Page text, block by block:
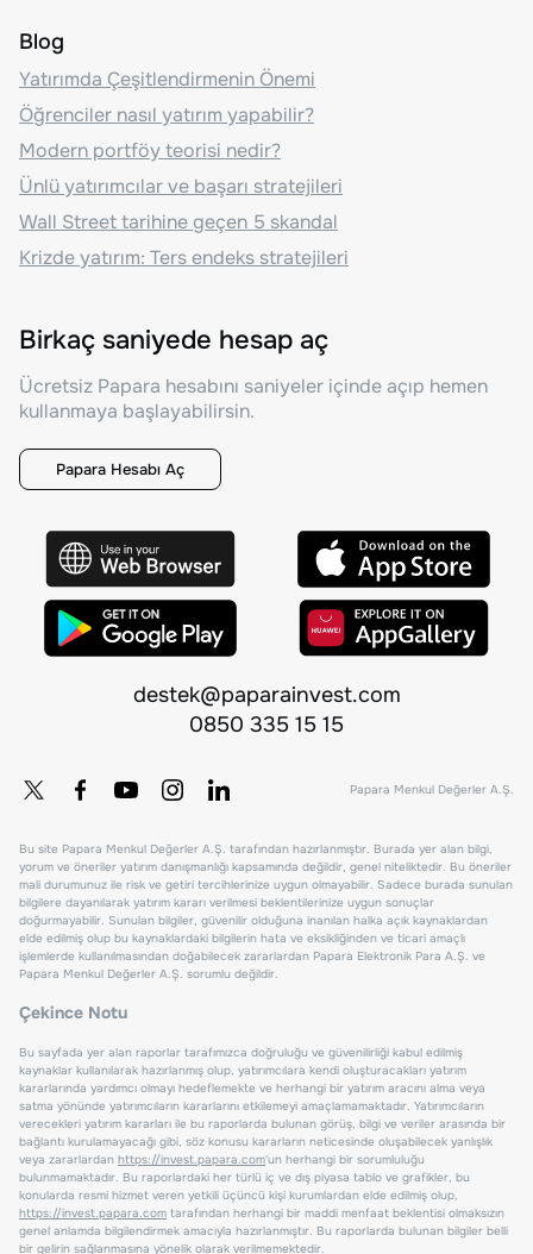
Blog
Yatırımda Çeşitlendirmenin Önemi
Öğrenciler nasıl yatırım yapabilir?
Modern portföy teorisi nedir?
Ünlü yatırımcılar ve başarı stratejileri
Wall Street tarihine geçen 5 skandal
Krizde yatırım: Ters endeks stratejileri
Birkaç saniyede hesap aç
Ücretsiz Papara hesabını saniyeler içinde açıp hemen
kullanmaya başlayabilirsin.
Papara Hesabı Aç
destek@paparainvest.com
0850 335 15 15
Papara Menkul Değerler A.Ş.
Bu site Papara Menkul Değerler A.Ş. tarafından hazırlanmıştır. Burada yer alan bilgi,
yorum ve öneriler yatırım danışmanlığı kapsamında değildir, genel niteliktedir. Bu öneriler
mali durumunuz ile risk ve getiri tercihlerinize uygun olmayabilir. Sadece burada sunulan
bilgilere dayanılarak yatırım kararı verilmesi beklentilerinize uygun sonuçlar
doğurmayabilir. Sunulan bilgiler, güvenilir olduğuna inanılan halka açık kaynaklardan
elde edilmiş olup bu kaynaklardaki bilgilerin hata ve eksikliğinden ve ticari amaçlı
işlemlerde kullanılmasından doğabilecek zararlardan Papara Elektronik Para A.Ş. ve
Papara Menkul Değerler A.Ş. sorumlu değildir.
Çekince Notu
Bu sayfada yer alan raporlar tarafımızca doğruluğu ve güvenilirliği kabul edilmiş
kaynaklar kullanılarak hazırlanmış olup, yatırımcılara kendi oluşturacakları yatırım
kararlarında yardımcı olmayı hedeflemekte ve herhangi bir yatırım aracını alma veya
satma yönünde yatırımcıların kararlarını etkilemeyi amaçlamamaktadır. Yatırımcıların
verecekleri yatırım kararları ile bu raporlarda bulunan görüş, bilgi ve veriler arasında bir
bağlantı kurulamayacağı gibi, söz konusu kararların neticesinde oluşabilecek yanlışlık
veya zararlardan https://invest.papara.com'un herhangi bir sorumluluğu
bulunmamaktadır. Bu raporlardaki her türlü iç ve dış piyasa tablo ve grafikler, bu
konularda resmi hizmet veren yetkili üçüncü kişi kurumlardan elde edilmiş olup,
https://invest.papara.com tarafından herhangi bir maddi menfaat beklentisi olmaksızın
genel anlamda bilgilendirmek amacıyla hazırlanmıştır. Bu raporlarda bulunan bilgiler belli
bir gelirin sağlanmasına yönelik olarak verilmemektedir.